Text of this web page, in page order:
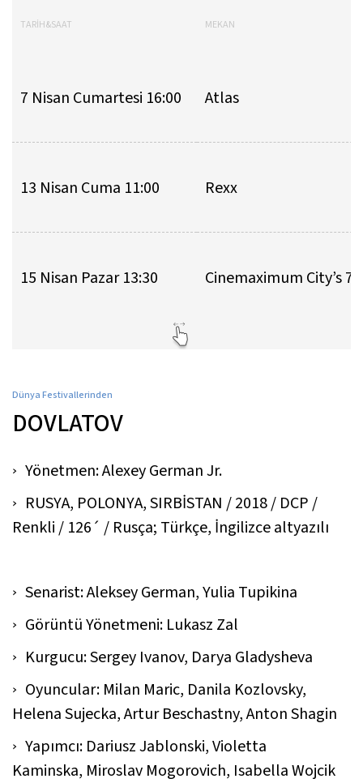
TARİH&SAAT MEKAN
7 Nisan Cumartesi 16:00 Atlas
13 Nisan Cuma 11:00 Rexx
15 Nisan Pazar 13:30 Cinemaximum City’s 7
Dünya Festivallerinden
DOVLATOV
Yönetmen: Alexey German Jr.
RUSYA, POLONYA, SIRBİSTAN / 2018 / DCP /
Renkli / 126´ / Rusça; Türkçe, İngilizce altyazılı
Senarist: Aleksey German, Yulia Tupikina
Görüntü Yönetmeni: Lukasz Zal
Kurgucu: Sergey Ivanov, Darya Gladysheva
Oyuncular: Milan Maric, Danila Kozlovsky,
Helena Sujecka, Artur Beschastny, Anton Shagin
Yapımcı: Dariusz Jablonski, Violetta
Kaminska, Miroslav Mogorovich, Isabella Wojcik